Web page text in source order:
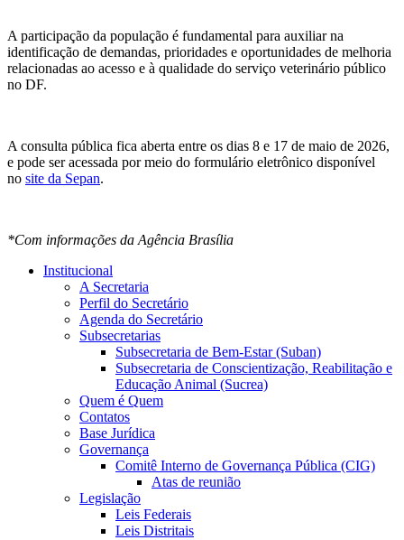
A participação da população é fundamental para auxiliar na
identificação de demandas, prioridades e oportunidades de melhoria
relacionadas ao acesso e à qualidade do serviço veterinário público
no DF.
A consulta pública fica aberta entre os dias 8 e 17 de maio de 2026,
e pode ser acessada por meio do formulário eletrônico disponível
no site da Sepan​.
*Com informações da Agência Brasília
Institucional
A Secretaria
Perfil do Secretário
Agenda do Secretário
Subsecretarias
Subsecretaria de Bem-Estar (Suban)
Subsecretaria de Conscientização, Reabilitação e
Educação Animal (Sucrea)
Quem é Quem
Contatos
Base Jurídica
Governança
Comitê Interno de Governança Pública (CIG)
Atas de reunião
Legislação
Leis Federais
Leis Distritais